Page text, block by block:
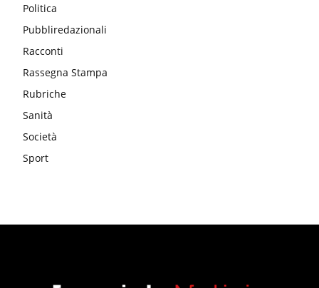
Politica
Pubbliredazionali
Racconti
Rassegna Stampa
Rubriche
Sanità
Società
Sport